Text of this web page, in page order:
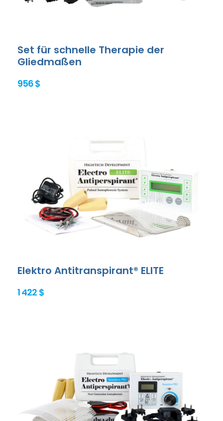
Set für schnelle Therapie der
Gliedmaßen
956 $
Elektro Antitranspirant® ELITE
1 422 $